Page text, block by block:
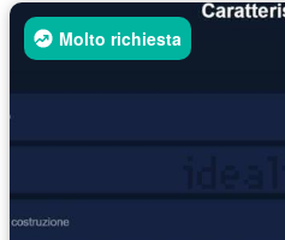
Molto richiesta